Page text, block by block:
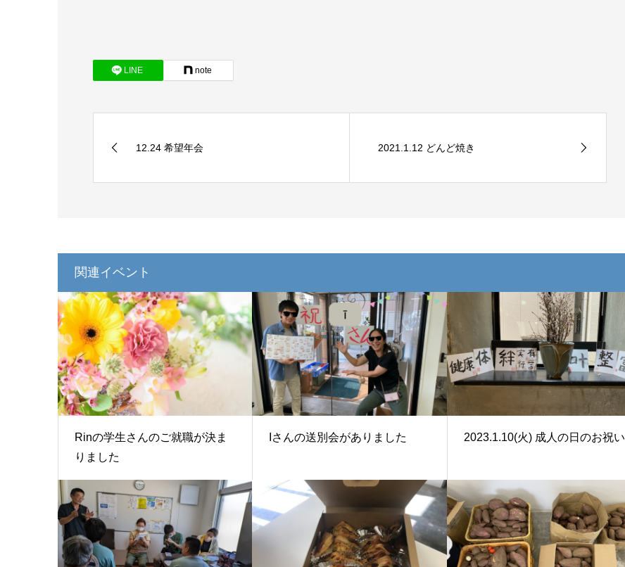
LINE note
12.24 希望年会 2021.1.12 どんど焼き
関連イベント
Rinの学生さんのご就職が決ま
りました
Iさんの送別会がありました 2023.1.10(火) 成人の日のお祝い